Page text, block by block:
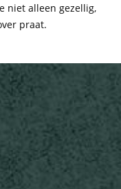
niet alleen gezellig,
praat.